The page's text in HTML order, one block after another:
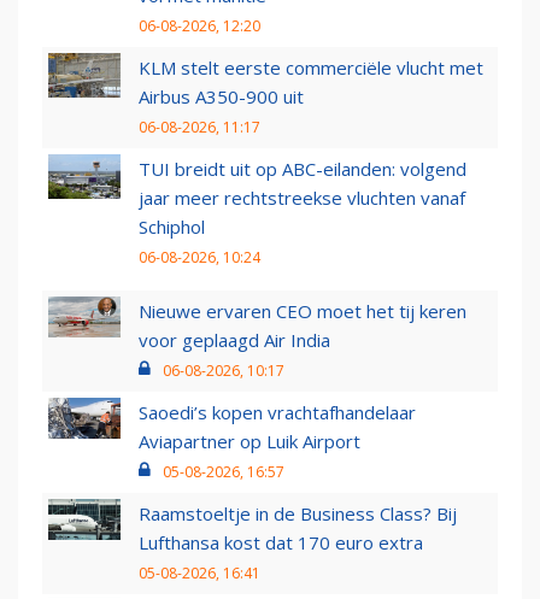
06-08-2026, 12:20
KLM stelt eerste commerciële vlucht met
Airbus A350-900 uit
06-08-2026, 11:17
TUI breidt uit op ABC-eilanden: volgend
jaar meer rechtstreekse vluchten vanaf
Schiphol
06-08-2026, 10:24
Nieuwe ervaren CEO moet het tij keren
voor geplaagd Air India
06-08-2026, 10:17
Saoedi’s kopen vrachtafhandelaar
Aviapartner op Luik Airport
05-08-2026, 16:57
Raamstoeltje in de Business Class? Bij
Lufthansa kost dat 170 euro extra
05-08-2026, 16:41